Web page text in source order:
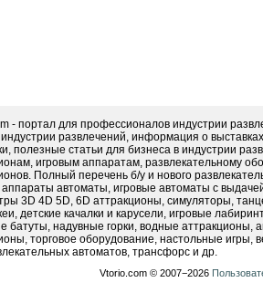
- портал для профессионалов индустрии
развлечений, информация о
полезные статьи для бизнеса в индустрии
игровым аппаратам, развлекательному
Полный перечень б/у и нового
аппараты автоматы, игровые автоматы с
3D 4D 5D, 6D аттракционы, симуляторы,
детские качалки и карусели, игровые
батуты, надувные горки, водные
торговое оборудование, настольные игры,
автоматов, трансфорс и др.
Vtorio.com © 2007−2026